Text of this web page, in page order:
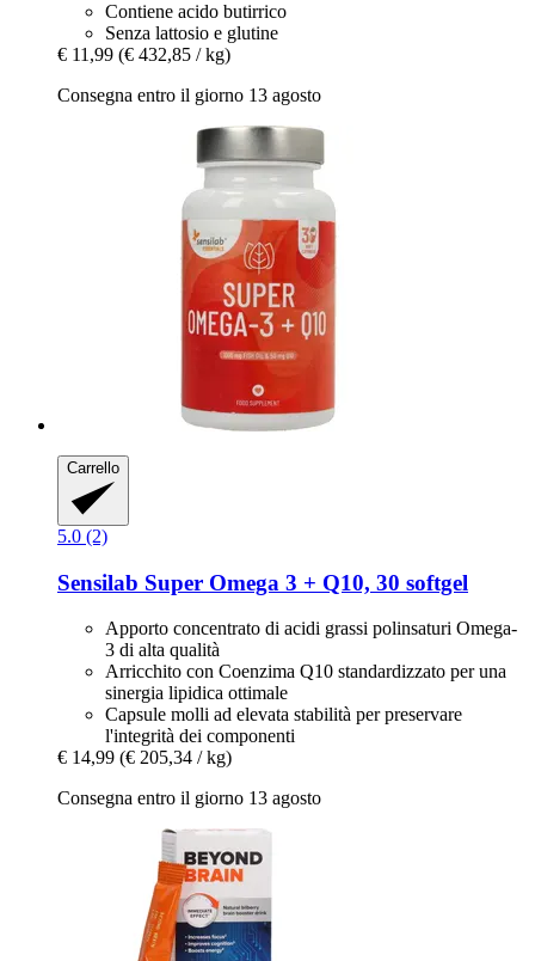
Contiene acido butirrico
Senza lattosio e glutine
€ 11,99 (€ 432,85 / kg)
Consegna entro il giorno 13 agosto
Carrello
5.0 (2)
Sensilab Super Omega 3 + Q10, 30 softgel
Apporto concentrato di acidi grassi polinsaturi Omega-
3 di alta qualità
Arricchito con Coenzima Q10 standardizzato per una
sinergia lipidica ottimale
Capsule molli ad elevata stabilità per preservare
l'integrità dei componenti
€ 14,99 (€ 205,34 / kg)
Consegna entro il giorno 13 agosto